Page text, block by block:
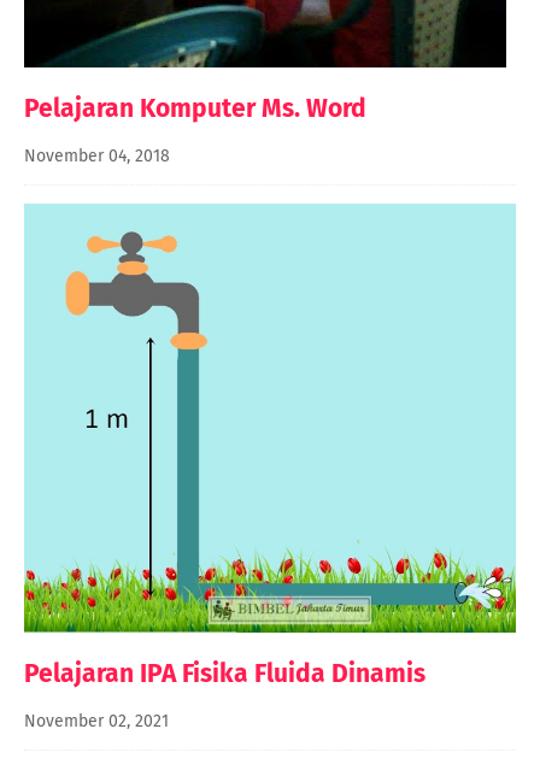
Pelajaran Komputer Ms. Word
November 04, 2018
Pelajaran IPA Fisika Fluida Dinamis
November 02, 2021